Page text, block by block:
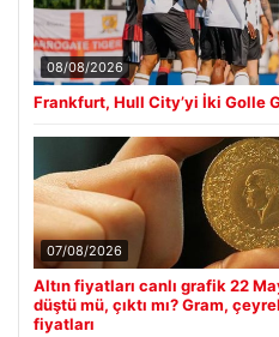
08/08/2026
Frankfurt, Hull City’yi İki Golle
07/08/2026
Altın fiyatları canlı grafik 22
düştü mü, çıktı mı? Gram,
fiyatları